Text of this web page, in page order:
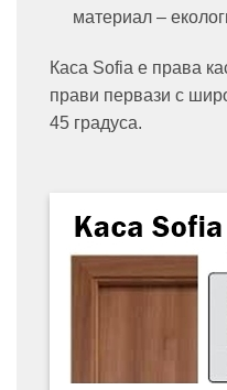
материал –
Каса Sofia е права
прави первази с
45 градуса.